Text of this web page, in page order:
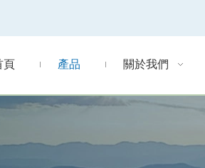
頁 產品 關於我們